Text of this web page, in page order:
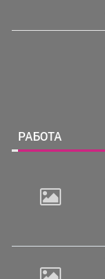
РАБОТА